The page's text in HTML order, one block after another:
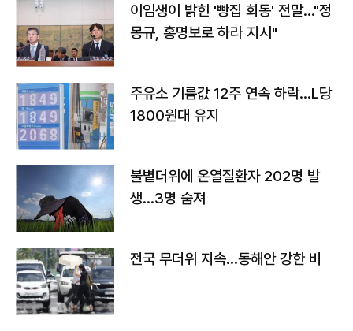
이임생이 밝힌 '빵집 회동' 전말…"정
몽규, 홍명보로 하라 지시"
주유소 기름값 12주 연속 하락…L당
1800원대 유지
불볕더위에 온열질환자 202명 발
생…3명 숨져
전국 무더위 지속…동해안 강한 비